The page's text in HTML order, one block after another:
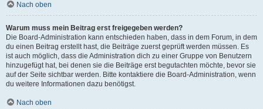
Nach oben
Warum muss mein Beitrag erst freigegeben werden?
Die Board-Administration kann entschieden haben, dass in dem Forum, in dem
du einen Beitrag erstellt hast, die Beiträge zuerst geprüft werden müssen. Es
ist auch möglich, dass die Administration dich zu einer Gruppe von Benutzern
hinzugefügt hat, bei denen sie die Beiträge erst begutachten möchte, bevor sie
auf der Seite sichtbar werden. Bitte kontaktiere die Board-Administration, wenn
du weitere Informationen dazu benötigst.
Nach oben